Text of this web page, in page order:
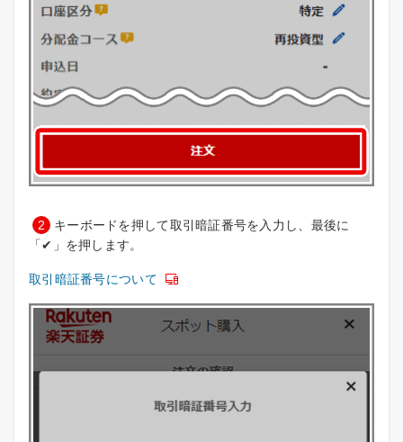
2
キーボードを押して取引暗証番号を入力し、最後に
「✔」を押します。
取引暗証番号について